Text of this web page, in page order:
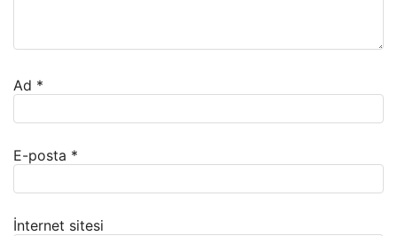
Ad *
E-posta *
İnternet sitesi